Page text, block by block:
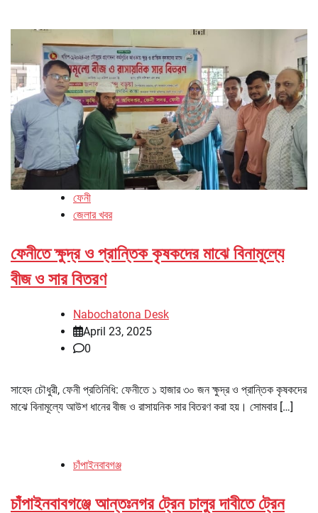
ফেনী
জেলার খবর
ফেনীতে ক্ষুদ্র ও প্রান্তিক কৃষকদের মাঝে বিনামূল্যে
বীজ ও সার বিতরণ
Nabochatona Desk
April 23, 2025
0
সাহেদ চৌধুরী, ফেনী প্রতিনিধি: ফেনীতে ১ হাজার ৩০ জন ক্ষুদ্র ও প্রান্তিক কৃষকদের
মাঝে বিনামূল্যে আউশ ধানের বীজ ও রাসায়নিক সার বিতরণ করা হয়। সোমবার […]
চাঁপাইনবাবগঞ্জ
চাঁপাইনবাবগঞ্জে আন্তঃনগর ট্রেন চালুর দাবীতে ট্রেন